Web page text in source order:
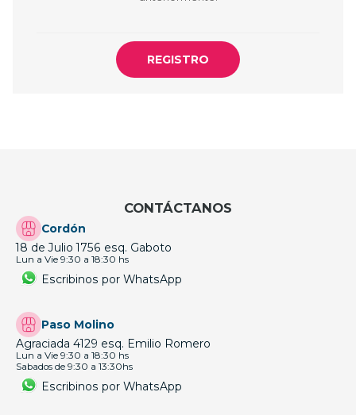
CONTÁCTANOS
Cordón
18 de Julio 1756 esq. Gaboto
Lun a Vie 9:30 a 18:30 hs
Escribinos por WhatsApp
Paso Molino
Agraciada 4129 esq. Emilio Romero
Lun a Vie 9:30 a 18:30 hs
Sabados de 9:30 a 13:30hs
Escribinos por WhatsApp